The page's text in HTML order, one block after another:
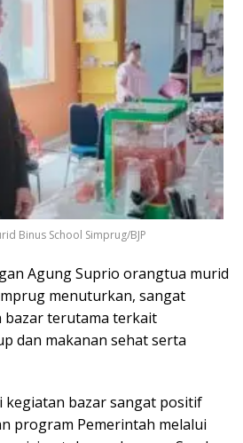
Binus School Simprug/BJP
Agung Suprio orangtua murid
menuturkan, sangat
bazar terutama terkait
dan makanan sehat serta
kegiatan bazar sangat positif
program Pemerintah melalui